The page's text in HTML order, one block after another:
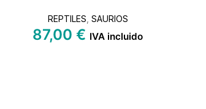
REPTILES SAURIOS
87,00€ IVA incluido